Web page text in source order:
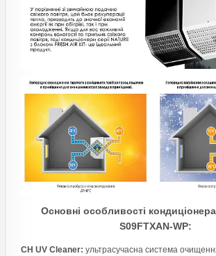
Основні особливості
S09FTXAN-WP:
CH UV Cleaner: ультрасучасна система